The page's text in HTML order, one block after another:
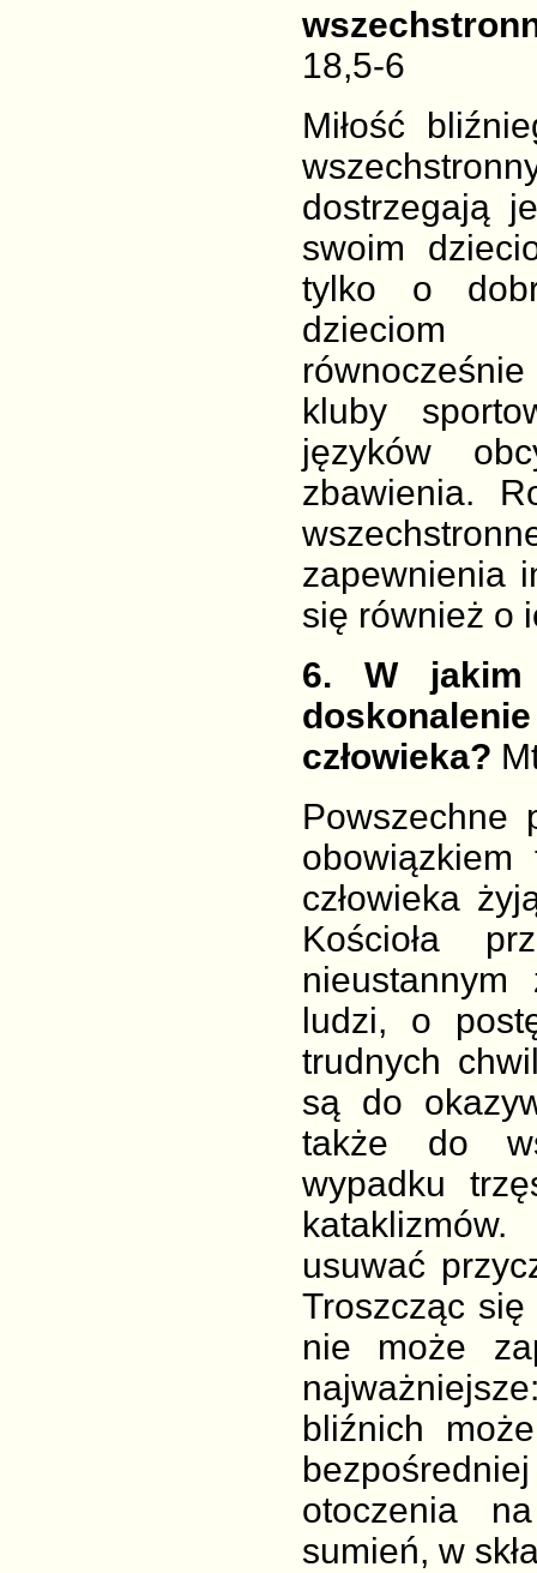
18,5-6
Miłość
dostrzegają
swoim
tylko o
dzieciom
kluby
języków
zbawienia.
zapewnienia
się również o
6. W jakim
człowieka?
Powszechne
człowieka
Kościoła
ludzi, o
trudnych
są do
także do
wypadku
usuwać
Troszcząc się
nie może
bliźnich
otoczenia
sumień, w